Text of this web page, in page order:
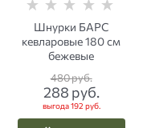
Шнурки БАРС
кевларовые 180 см
бежевые
480 руб.
288 руб.
выгода192 руб.